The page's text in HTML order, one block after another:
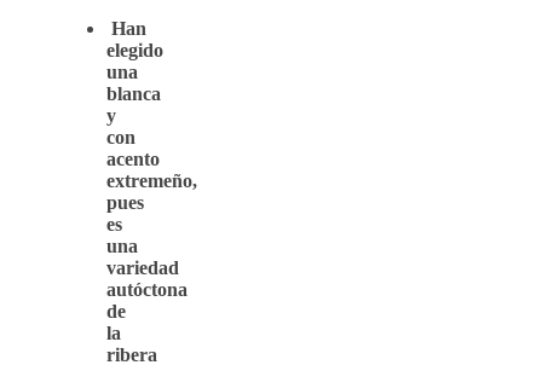
Han
elegido
una
blanca
y
con
acento
extremeño,
pues
es
una
variedad
autóctona
de
la
ribera